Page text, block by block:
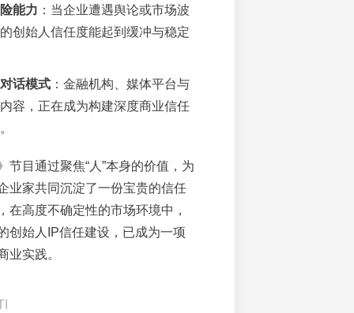
能力 ：当企业遭遇舆论或市场波
创始人信任度能起到缓冲与稳定
话模式：金融机构、媒体平台与
容，正在成为构建深度商业信任
节目通过聚焦“人”本身的价值，为
业家共同沉淀了一份宝贵的信任
在高度不确定性的市场环境中，
创始人IP信任建设，已成为一项
业实践。